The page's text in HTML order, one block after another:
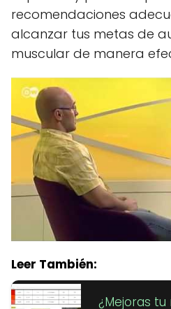
recomendaciones
alcanzar tus metas de
muscular de manera
Leer También:
¿Mejoras